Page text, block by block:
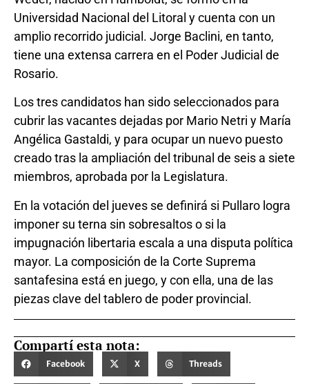
Universidad Nacional del Litoral y cuenta con un
amplio recorrido judicial. Jorge Baclini, en tanto,
tiene una extensa carrera en el Poder Judicial de
Rosario.
Los tres candidatos han sido seleccionados para
cubrir las vacantes dejadas por Mario Netri y María
Angélica Gastaldi, y para ocupar un nuevo puesto
creado tras la ampliación del tribunal de seis a siete
miembros, aprobada por la Legislatura.
En la votación del jueves se definirá si Pullaro logra
imponer su terna sin sobresaltos o si la
impugnación libertaria escala a una disputa política
mayor. La composición de la Corte Suprema
santafesina está en juego, y con ella, una de las
piezas clave del tablero de poder provincial.
Compartí esta nota:
Facebook X Threads